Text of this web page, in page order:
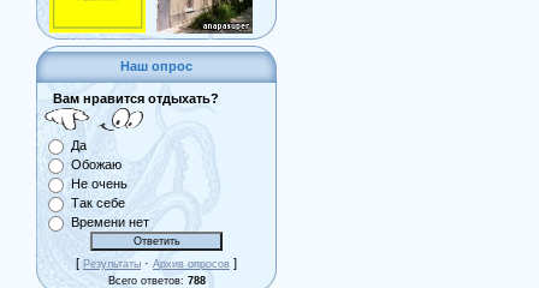
Наш опрос
Вам нравится отдыхать?
Да
Обожаю
Не очень
Так себе
Времени нет
[ Результаты · Архив опросов ]
Всего ответов: 788